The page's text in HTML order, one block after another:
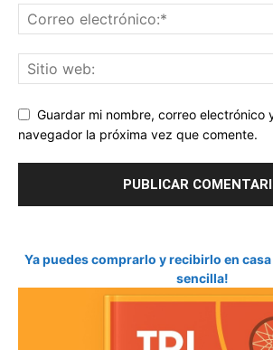
Guardar mi nombre, correo electrónico
navegador la próxima vez que comente.
Ya puedes comprarlo y recibirlo en
sencilla!